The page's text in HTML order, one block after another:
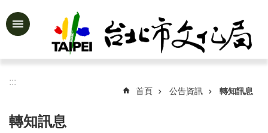
跳到主要內容區塊
進
:::
首頁 公告資訊 轉知訊息
轉知訊息